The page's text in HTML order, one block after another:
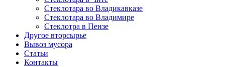
Стеклотара во Владикавказе
Стеклотара во Владимире
Стеклотра в Пензе
Другое вторсырье
Вывоз мусора
Статьи
Контакты